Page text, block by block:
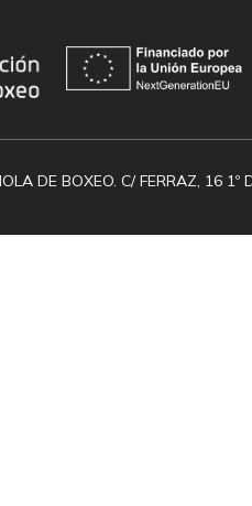
DE BOXEO. C/ FERRAZ, 16